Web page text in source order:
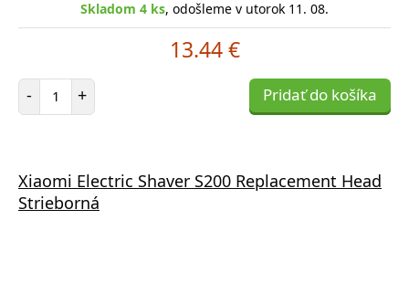
Skladom 4 ks, odošleme v utorok 11. 08.
13.44 €
- Počet položiek
+ Pridať do košíka
Xiaomi Electric Shaver S200 Replacement Head
Strieborná